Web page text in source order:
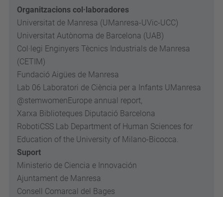
Organitzacions col·laboradores
Universitat de Manresa (UManresa-UVic-UCC)
Universitat Autònoma de Barcelona (UAB)
Col·legi Enginyers Tècnics Industrials de Manresa
(CETIM)
Fundació Aigües de Manresa
Lab 06 Laboratori de Ciència per a Infants UManresa
@stemwomenEurope annual report,
Xarxa Biblioteques Diputació Barcelona
RobotiCSS Lab Department of Human Sciences for
Education of the University of Milano-Bicocca.
Suport
Ministerio de Ciencia e Innovación
Ajuntament de Manresa
Consell Comarcal del Bages